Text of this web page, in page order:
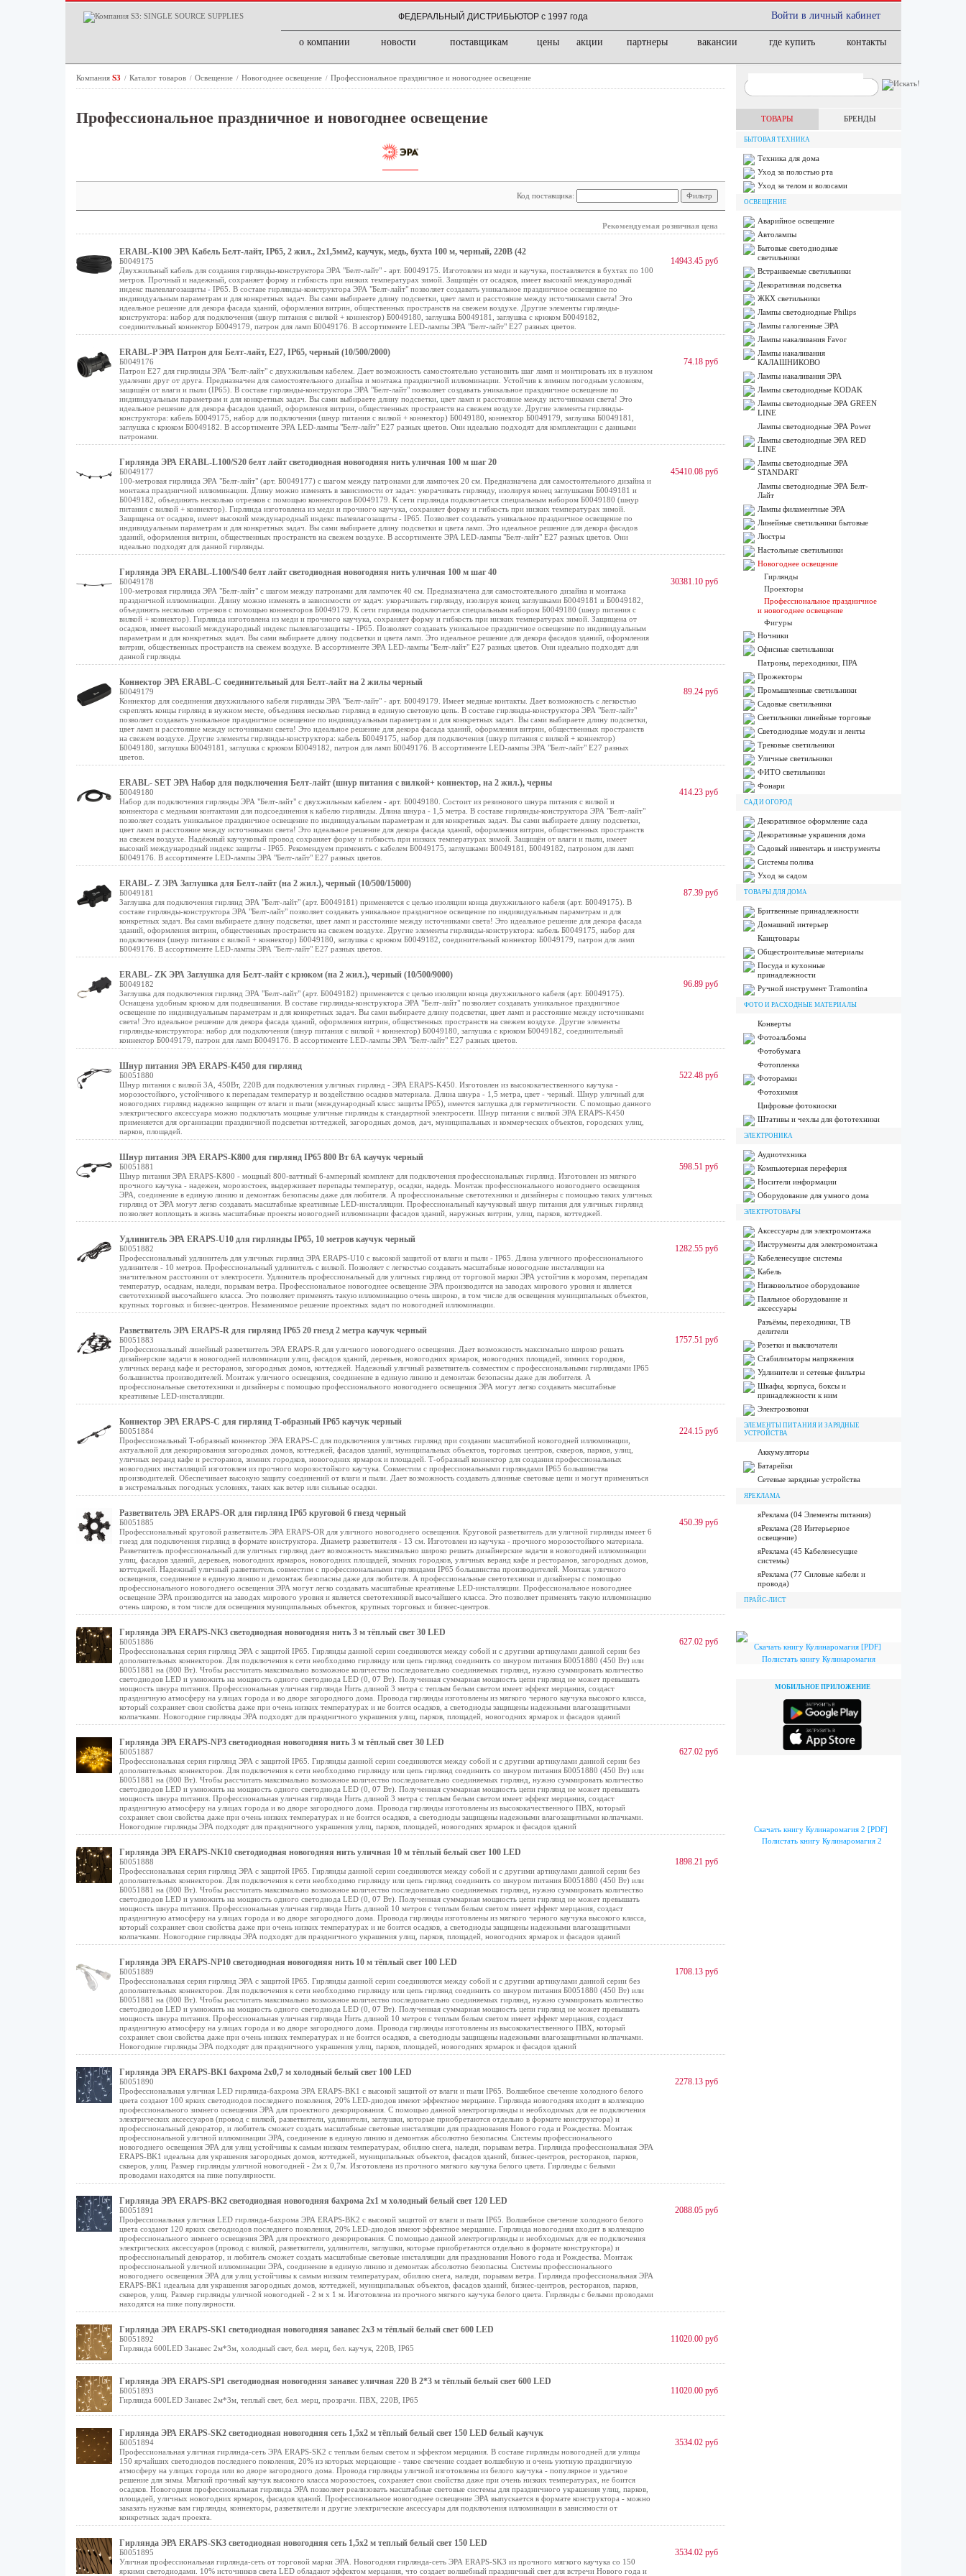
Войти в личный кабинет
ФЕДЕРАЛЬНЫЙ ДИСТРИБЬЮТОР с 1997 года
о компании новости поставщикам цены акции партнеры вакансии где купить контакты
Компания S3 / Каталог товаров / Освещение / Новогоднее освещение / Профессиональное праздничное и новогоднее освещение
Профессиональное праздничное и новогоднее освещение
Код поставщика:
Рекомендуемая розничная цена
ERABL-K100 ЭРА Кабель Белт-лайт, IP65, 2 жил., 2х1,5мм2, каучук, медь, бухта 100 м, черный, 220В (42
Б0049175
Двухжильный кабель для создания гирлянды-конструктора ЭРА "Белт-лайт" - арт. Б0049175. Изготовлен из меди и каучука, поставляется в бухтах по 100
метров. Прочный и надежный, сохраняет форму и гибкость при низких температурах зимой. Защищён от осадков, имеет высокий международный
индекс пылевлагозащиты - IP65. В составе гирлянды-конструктора ЭРА "Белт-лайт" позволяет создавать уникальное праздничное освещение по
индивидуальным параметрам и для конкретных задач. Вы сами выбираете длину подсветки, цвет ламп и расстояние между источниками света! Это
идеальное решение для декора фасада зданий, оформления витрин, общественных пространств на свежем воздухе. Другие элементы гирлянды-
конструктора: набор для подключения (шнур питания с вилкой + коннектор) Б0049180, заглушка Б0049181, заглушка с крюком Б0049182,
соединительный коннектор Б0049179, патрон для ламп Б0049176. В ассортименте LED-лампы ЭРА "Белт-лайт" E27 разных цветов.
14943.45 руб
ERABL-P ЭРА Патрон для Белт-лайт, E27, IP65, черный (10/500/2000)
Б0049176
Патрон Е27 для гирлянды ЭРА "Белт-лайт" с двухжильным кабелем. Дает возможность самостоятельно установить шаг ламп и монтировать их в нужном
удалении друг от друга. Предназначен для самостоятельного дизайна и монтажа праздничной иллюминации. Устойчив к зимним погодным условиям,
защищён от влаги и пыли (IP65). В составе гирлянды-конструктора ЭРА "Белт-лайт" позволяет создавать уникальное праздничное освещение по
индивидуальным параметрам и для конкретных задач. Вы сами выбираете длину подсветки, цвет ламп и расстояние между источниками света! Это
идеальное решение для декора фасадов зданий, оформления витрин, общественных пространств на свежем воздухе. Другие элементы гирлянды-
конструктора: кабель Б0049175, набор для подключения (шнур питания с вилкой + коннектор) Б0049180, коннектор Б0049179, заглушка Б0049181,
заглушка с крюком Б0049182. В ассортименте ЭРА LED-лампы "Белт-лайт" E27 разных цветов. Они идеально подходят для комплектации с данными
патронами.
74.18 руб
Гирлянда ЭРА ERABL-L100/S20 белт лайт светодиодная новогодняя нить уличная 100 м шаг 20
Б0049177
100-метровая гирлянда ЭРА "Белт-лайт" (арт. Б0049177) с шагом между патронами для лампочек 20 см. Предназначена для самостоятельного дизайна и
монтажа праздничной иллюминации. Длину можно изменять в зависимости от задач: укорачивать гирлянду, изолируя конец заглушками Б0049181 и
Б0049182, объединять несколько отрезков с помощью коннекторов Б0049179. К сети гирлянда подключается специальным набором Б0049180 (шнур
питания с вилкой + коннектор). Гирлянда изготовлена из меди и прочного каучука, сохраняет форму и гибкость при низких температурах зимой.
Защищена от осадков, имеет высокий международный индекс пылевлагозащиты - IP65. Позволяет создавать уникальное праздничное освещение по
индивидуальным параметрам и для конкретных задач. Вы сами выбираете длину подсветки и цвета ламп. Это идеальное решение для декора фасадов
зданий, оформления витрин, общественных пространств на свежем воздухе. В ассортименте ЭРА LED-лампы "Белт-лайт" E27 разных цветов. Они
идеально подходят для данной гирлянды.
45410.08 руб
Гирлянда ЭРА ERABL-L100/S40 белт лайт светодиодная новогодняя нить уличная 100 м шаг 40
Б0049178
100-метровая гирлянда ЭРА "Белт-лайт" с шагом между патронами для лампочек 40 см. Предназначена для самостоятельного дизайна и монтажа
праздничной иллюминации. Длину можно изменять в зависимости от задач: укорачивать гирлянду, изолируя конец заглушками Б0049181 и Б0049182,
объединять несколько отрезков с помощью коннекторов Б0049179. К сети гирлянда подключается специальным набором Б0049180 (шнур питания с
вилкой + коннектор). Гирлянда изготовлена из меди и прочного каучука, сохраняет форму и гибкость при низких температурах зимой. Защищена от
осадков, имеет высокий международный индекс пылевлагозащиты - IP65. Позволяет создавать уникальное праздничное освещение по индивидуальным
параметрам и для конкретных задач. Вы сами выбираете длину подсветки и цвета ламп. Это идеальное решение для декора фасадов зданий, оформления
витрин, общественных пространств на свежем воздухе. В ассортименте ЭРА LED-лампы "Белт-лайт" E27 разных цветов. Они идеально подходят для
данной гирлянды.
30381.10 руб
Коннектор ЭРА ERABL-C соединительный для Белт-лайт на 2 жилы черный
Б0049179
Коннектор для соединения двухжильного кабеля гирлянды ЭРА "Белт-лайт" - арт. Б0049179. Имеет медные контакты. Дает возможность с легкостью
скреплять концы гирлянд в нужном месте, объединяя несколько гирлянд в единую световую цепь. В составе гирлянды-конструктора ЭРА "Белт-лайт"
позволяет создавать уникальное праздничное освещение по индивидуальным параметрам и для конкретных задач. Вы сами выбираете длину подсветки,
цвет ламп и расстояние между источниками света! Это идеальное решение для декора фасада зданий, оформления витрин, общественных пространств
на свежем воздухе. Другие элементы гирлянды-конструктора: кабель Б0049175, набор для подключения (шнур питания с вилкой + коннектор)
Б0049180, заглушка Б0049181, заглушка с крюком Б0049182, патрон для ламп Б0049176. В ассортименте LED-лампы ЭРА "Белт-лайт" E27 разных
цветов.
89.24 руб
ERABL- SET ЭРА Набор для подключения Белт-лайт (шнур питания с вилкой+ коннектор, на 2 жил.), черны
Б0049180
Набор для подключения гирлянды ЭРА "Белт-лайт" c двухжильным кабелем - арт. Б0049180. Состоит из резинового шнура питания с вилкой и
коннектора с медными контактами для подсоединения к кабелю гирлянды. Длина шнура - 1,5 метра. В составе гирлянды-конструктора ЭРА "Белт-лайт"
позволяет создать уникальное праздничное освещение по индивидуальным параметрам и для конкретных задач. Вы сами выбираете длину подсветки,
цвет ламп и расстояние между источниками света! Это идеальное решение для декора фасада зданий, оформления витрин, общественных пространств
на свежем воздухе. Надёжный каучуковый провод сохраняет форму и гибкость при низких температурах зимой. Защищён от влаги и пыли, имеет
высокий международный индекс защиты - IP65. Рекомендуем применять с кабелем Б0049175, заглушками Б0049181, Б0049182, патроном для ламп
Б0049176. В ассортименте LED-лампы ЭРА "Белт-лайт" Е27 разных цветов.
414.23 руб
ERABL- Z ЭРА Заглушка для Белт-лайт (на 2 жил.), черный (10/500/15000)
Б0049181
Заглушка для подключения гирлянд ЭРА "Белт-лайт" (арт. Б0049181) применяется с целью изоляции конца двухжильного кабеля (арт. Б0049175). В
составе гирлянды-конструктора ЭРА "Белт-лайт" позволяет создавать уникальное праздничное освещение по индивидуальным параметрам и для
конкретных задач. Вы сами выбираете длину подсветки, цвет ламп и расстояние между источниками света! Это идеальное решение для декора фасада
зданий, оформления витрин, общественных пространств на свежем воздухе. Другие элементы гирлянды-конструктора: кабель Б0049175, набор для
подключения (шнур питания с вилкой + коннектор) Б0049180, заглушка с крюком Б0049182, соединительный коннектор Б0049179, патрон для ламп
Б0049176. В ассортименте LED-лампы ЭРА "Белт-лайт" E27 разных цветов.
87.39 руб
ERABL- ZK ЭРА Заглушка для Белт-лайт с крюком (на 2 жил.), черный (10/500/9000)
Б0049182
Заглушка для подключения гирлянд ЭРА "Белт-лайт" (арт. Б0049182) применяется с целью изоляции конца двухжильного кабеля (арт. Б0049175).
Оснащена удобным крюком для подвешивания. В составе гирлянды-конструктора ЭРА "Белт-лайт" позволяет создавать уникальное праздничное
освещение по индивидуальным параметрам и для конкретных задач. Вы сами выбираете длину подсветки, цвет ламп и расстояние между источниками
света! Это идеальное решение для декора фасада зданий, оформления витрин, общественных пространств на свежем воздухе. Другие элементы
гирлянды-конструктора: набор для подключения (шнур питания с вилкой + коннектор) Б0049180, заглушка с крюком Б0049182, соединительный
коннектор Б0049179, патрон для ламп Б0049176. В ассортименте LED-лампы ЭРА "Белт-лайт" E27 разных цветов.
96.89 руб
Шнур питания ЭРА ERAPS-K450 для гирлянд
Б0051880
Шнур питания с вилкой 3А, 450Вт, 220В для подключения уличных гирлянд - ЭРА ERAPS-K450. Изготовлен из высококачественного каучука -
морозостойкого, устойчивого к перепадам температур и воздействию осадков материала. Длина шнура - 1,5 метра, цвет - черный. Шнур уличный для
новогодних гирлянд надежно защищен от влаги и пыли (международный класс защиты IP65), имеется заглушка для герметичности. С помощью данного
электрического аксессуара можно подключать мощные уличные гирлянды к стандартной электросети. Шнур питания с вилкой ЭРА ERAPS-K450
применяется для организации праздничной подсветки коттеджей, загородных домов, дач, муниципальных и коммерческих объектов, городских улиц,
парков, площадей.
522.48 руб
Шнур питания ЭРА ERAPS-K800 для гирлянд IP65 800 Вт 6А каучук черный
Б0051881
Шнур питания ЭРА ERAPS-K800 - мощный 800-ваттный 6-амперный комплект для подключения профессиональных гирлянд. Изготовлен из мягкого
прочного каучука - надежен, морозостоек, выдерживает перепады температур, осадки, надедь. Монтаж профессионального новогоднего освещения
ЭРА, соединение в единую линию и демонтаж безопасны даже для любителя. А профессиональные светотехники и дизайнеры с помощью таких уличных
гирлянд от ЭРА могут легко создавать масштабные креативные LED-инсталляции. Профессиональный каучуковый шнур питания для уличных гирлянд
позволяет воплощать в жизнь масштабные проекты новогодней иллюминации фасадов зданий, наружных витрин, улиц, парков, коттеджей.
598.51 руб
Удлинитель ЭРА ERAPS-U10 для гирлянды IP65, 10 метров каучук черный
Б0051882
Профессиональный удлинитель для уличных гирлянд ЭРА ERAPS-U10 с высокой защитой от влаги и пыли - IP65. Длина уличного профессионального
удлинителя - 10 метров. Профессиональный удлинитель с вилкой. Позволяет с легкостью создавать масштабные новогодние инсталляции на
значительном расстоянии от электросети. Удлинитель профессиональный для уличных гирлянд от торговой марки ЭРА устойчив к морозам, перепадам
температур, осадкам, наледи, порывам ветра. Профессиональное новогоднее освещение ЭРА производится на заводах мирового уровня и является
светотехникой высочайшего класса. Это позволяет применять такую иллюминацию очень широко, в том числе для освещения муниципальных объектов,
крупных торговых и бизнес-центров. Незаменимое решение проектных задач по новогодней иллюминации.
1282.55 руб
Разветвитель ЭРА ERAPS-R для гирлянд IP65 20 гнезд 2 метра каучук черный
Б0051883
Профессиональный линейный разветвитель ЭРА ERAPS-R для уличного новогоднего освещения. Дает возможность максимально широко решать
дизайнерские задачи в новогодней иллюминации улиц, фасадов зданий, деревьев, новогодних ярмарок, новогодних площадей, зимних городков,
уличных веранд кафе и ресторанов, загородных домов, коттеджей. Надежный уличный разветвитель совместим с профессиональными гирляндами IP65
большинства производителей. Монтаж уличного освещения, соединение в единую линию и демонтаж безопасны даже для любителя. А
профессиональные светотехники и дизайнеры с помощью профессионального новогоднего освещения ЭРА могут легко создавать масштабные
креативные LED-инсталляции.
1757.51 руб
Коннектор ЭРА ERAPS-C для гирлянд Т-образный IP65 каучук черный
Б0051884
Профессиональный T-образный коннектор ЭРА ERAPS-C для подключения уличных гирлянд при создании масштабной новогодней иллюминации,
актуальной для декорирования загородных домов, коттеджей, фасадов зданий, муниципальных объектов, торговых центров, скверов, парков, улиц,
уличных веранд кафе и ресторанов, зимних городков, новогодних ярмарок и площадей. Т-образный коннектор для создания профессиональных
новогодних инсталляций изготовлен из прочного морозостойкого каучука. Совместим с профессиональными гирляндами IP65 большинства
производителей. Обеспечивает высокую защиту соединений от влаги и пыли. Дает возможность создавать длинные световые цепи и могут применяться
в экстремальных погодных условиях, таких как ветер или сильные осадки.
224.15 руб
Разветвитель ЭРА ERAPS-OR для гирлянд IP65 круговой 6 гнезд черный
Б0051885
Профессиональный круговой разветвитель ЭРА ERAPS-OR для уличного новогоднего освещения. Круговой разветвитель для уличной гирлянды имеет 6
гнезд для подключения гирлянд в формате конструктора. Диаметр разветвителя - 13 см. Изготовлен из каучука - прочного морозостойкого материала.
Разветвитель профессиональный для уличных гирлянд дает возможность максимально широко решать дизайнерские задачи в новогодней иллюминации
улиц, фасадов зданий, деревьев, новогодних ярмарок, новогодних площадей, зимних городков, уличных веранд кафе и ресторанов, загородных домов,
коттеджей. Надежный уличный разветвитель совместим с профессиональными гирляндами IP65 большинства производителей. Монтаж уличного
освещения, соединение в единую линию и демонтаж безопасны даже для любителя. А профессиональные светотехники и дизайнеры с помощью
профессионального новогоднего освещения ЭРА могут легко создавать масштабные креативные LED-инсталляции. Профессиональное новогоднее
освещение ЭРА производится на заводах мирового уровня и является светотехникой высочайшего класса. Это позволяет применять такую иллюминацию
очень широко, в том числе для освещения муниципальных объектов, крупных торговых и бизнес-центров.
450.39 руб
Гирлянда ЭРА ERAPS-NK3 светодиодная новогодняя нить 3 м тёплый свет 30 LED
Б0051886
Профессиональная серия гирлянд ЭРА с защитой IP65. Гирлянды данной серии соединяются между собой и с другими артикулами данной серии без
дополнительных коннекторов. Для подключения к сети необходимо гирлянду или цепь гирлянд соединить со шнуром питания Б0051880 (450 Вт) или
Б0051881 на (800 Вт). Чтобы рассчитать максимально возможное количество последовательно соединяемых гирлянд, нужно суммировать количество
светодиодов LED и умножить на мощность одного светодиода LED (0, 07 Вт). Полученная суммарная мощность цепи гирлянд не может превышать
мощность шнура питания. Профессиональная уличная гирлянда Нить длиной 3 метра с теплым белым светом имеет эффект мерцания, создаст
праздничную атмосферу на улицах города и во дворе загородного дома. Провода гирлянды изготовлены из мягкого черного каучука высокого класса,
который сохраняет свои свойства даже при очень низких температурах и не боится осадков, а светодиоды защищены надежными влагозащитными
колпачками. Новогодние гирлянды ЭРА подходят для праздничного украшения улиц, парков, площадей, новогодних ярмарок и фасадов зданий
627.02 руб
Гирлянда ЭРА ERAPS-NP3 светодиодная новогодняя нить 3 м тёплый свет 30 LED
Б0051887
Профессиональная серия гирлянд ЭРА с защитой IP65. Гирлянды данной серии соединяются между собой и с другими артикулами данной серии без
дополнительных коннекторов. Для подключения к сети необходимо гирлянду или цепь гирлянд соединить со шнуром питания Б0051880 (450 Вт) или
Б0051881 на (800 Вт). Чтобы рассчитать максимально возможное количество последовательно соединяемых гирлянд, нужно суммировать количество
светодиодов LED и умножить на мощность одного светодиода LED (0, 07 Вт). Полученная суммарная мощность цепи гирлянд не может превышать
мощность шнура питания. Профессиональная уличная гирлянда Нить длиной 3 метра с теплым белым светом имеет эффект мерцания, создаст
праздничную атмосферу на улицах города и во дворе загородного дома. Провода гирлянды изготовлены из высококачественного ПВХ, который
сохраняет свои свойства даже при очень низких температурах и не боится осадков, а светодиоды защищены надежными влагозащитными колпачками.
Новогодние гирлянды ЭРА подходят для праздничного украшения улиц, парков, площадей, новогодних ярмарок и фасадов зданий
627.02 руб
Гирлянда ЭРА ERAPS-NK10 светодиодная новогодняя нить уличная 10 м тёплый белый свет 100 LED
Б0051888
Профессиональная серия гирлянд ЭРА с защитой IP65. Гирлянды данной серии соединяются между собой и с другими артикулами данной серии без
дополнительных коннекторов. Для подключения к сети необходимо гирлянду или цепь гирлянд соединить со шнуром питания Б0051880 (450 Вт) или
Б0051881 на (800 Вт). Чтобы рассчитать максимально возможное количество последовательно соединяемых гирлянд, нужно суммировать количество
светодиодов LED и умножить на мощность одного светодиода LED (0, 07 Вт). Полученная суммарная мощность цепи гирлянд не может превышать
мощность шнура питания. Профессиональная уличная гирлянда Нить длиной 10 метров с теплым белым светом имеет эффект мерцания, создаст
праздничную атмосферу на улицах города и во дворе загородного дома. Провода гирлянды изготовлены из мягкого черного каучука высокого класса,
который сохраняет свои свойства даже при очень низких температурах и не боится осадков, а светодиоды защищены надежными влагозащитными
колпачками. Новогодние гирлянды ЭРА подходят для праздничного украшения улиц, парков, площадей, новогодних ярмарок и фасадов зданий
1898.21 руб
Гирлянда ЭРА ERAPS-NP10 светодиодная новогодняя нить 10 м тёплый свет 100 LED
Б0051889
Профессиональная серия гирлянд ЭРА с защитой IP65. Гирлянды данной серии соединяются между собой и с другими артикулами данной серии без
дополнительных коннекторов. Для подключения к сети необходимо гирлянду или цепь гирлянд соединить со шнуром питания Б0051880 (450 Вт) или
Б0051881 на (800 Вт). Чтобы рассчитать максимально возможное количество последовательно соединяемых гирлянд, нужно суммировать количество
светодиодов LED и умножить на мощность одного светодиода LED (0, 07 Вт). Полученная суммарная мощность цепи гирлянд не может превышать
мощность шнура питания. Профессиональная уличная гирлянда Нить длиной 10 метров с теплым белым светом имеет эффект мерцания, создаст
праздничную атмосферу на улицах города и во дворе загородного дома. Провода гирлянды изготовлены из высококачественного ПВХ, который
сохраняет свои свойства даже при очень низких температурах и не боится осадков, а светодиоды защищены надежными влагозащитными колпачками.
Новогодние гирлянды ЭРА подходят для праздничного украшения улиц, парков, площадей, новогодних ярмарок и фасадов зданий
1708.13 руб
Гирлянда ЭРА ERAPS-BK1 бахрома 2x0,7 м холодный белый свет 100 LED
Б0051890
Профессиональная уличная LED гирлянда-бахрома ЭРА ERAPS-BK1 с высокой защитой от влаги и пыли IP65. Волшебное свечение холодного белого
цвета создают 100 ярких светодиодов последнего поколения, 20% LED-диодов имеют эффектное мерцание. Гирлянда новогодняя входит в коллекцию
профессионального зимнего освещения ЭРА для проектного декорирования. С помощью данной электрогирлянды и необходимых для ее подключения
электрических аксессуаров (провод с вилкой, разветвители, удлинители, заглушки, которые приобретаются отдельно в формате конструктора) и
профессиональный декоратор, и любитель сможет создать масштабные световые инсталляции для празднования Нового года и Рождества. Монтаж
профессиональной уличной иллюминации ЭРА, соединение в единую линию и демонтаж абсолютно безопасны. Системы профессионального
новогоднего освещения ЭРА для улиц устойчивы к самым низким температурам, обилию снега, наледи, порывам ветра. Гирлянда профессиональная ЭРА
ERAPS-BK1 идеальна для украшения загородных домов, коттеджей, муниципальных объектов, фасадов зданий, бизнес-центров, ресторанов, парков,
скверов, улиц. Размер гирлянды уличной новогодней - 2м х 0,7м. Изготовлена из прочного мягкого каучука белого цвета. Гирлянды с белыми
проводами находятся на пике популярности.
2278.13 руб
Гирлянда ЭРА ERAPS-BK2 светодиодная новогодняя бахрома 2x1 м холодный белый свет 120 LED
Б0051891
Профессиональная уличная LED гирлянда-бахрома ЭРА ERAPS-BK2 с высокой защитой от влаги и пыли IP65. Волшебное свечение холодного белого
цвета создают 120 ярких светодиодов последнего поколения, 20% LED-диодов имеют эффектное мерцание. Гирлянда новогодняя входит в коллекцию
профессионального зимнего освещения ЭРА для проектного декорирования. С помощью данной электрогирлянды и необходимых для ее подключения
электрических аксессуаров (провод с вилкой, разветвители, удлинители, заглушки, которые приобретаются отдельно в формате конструктора) и
профессиональный декоратор, и любитель сможет создать масштабные световые инсталляции для празднования Нового года и Рождества. Монтаж
профессиональной уличной иллюминации ЭРА, соединение в единую линию и демонтаж абсолютно безопасны. Системы профессионального
новогоднего освещения ЭРА для улиц устойчивы к самым низким температурам, обилию снега, наледи, порывам ветра. Гирлянда профессиональная ЭРА
ERAPS-BK1 идеальна для украшения загородных домов, коттеджей, муниципальных объектов, фасадов зданий, бизнес-центров, ресторанов, парков,
скверов, улиц. Размер гирлянды уличной новогодней - 2 м х 1 м. Изготовлена из прочного мягкого каучука белого цвета. Гирлянды с белыми проводами
находятся на пике популярности.
2088.05 руб
Гирлянда ЭРА ERAPS-SK1 светодиодная новогодняя занавес 2x3 м тёплый белый свет 600 LED
Б0051892
Гирлянда 600LED Занавес 2м*3м, холодный свет, бел. мерц, бел. каучук, 220В, IP65
11020.00 руб
Гирлянда ЭРА ERAPS-SP1 светодиодная новогодняя занавес уличная 220 В 2*3 м тёплый белый свет 600 LED
Б0051893
Гирлянда 600LED Занавес 2м*3м, теплый свет, бел. мерц, прозрачн. ПВХ, 220В, IP65
11020.00 руб
Гирлянда ЭРА ERAPS-SK2 светодиодная новогодняя сеть 1,5x2 м тёплый белый свет 150 LED белый каучук
Б0051894
Профессиональная уличная гирлянда-сеть ЭРА ERAPS-SK2 с теплым белым светом и эффектом мерцания. В составе гирлянды новогодней для улицы
150 ярчайших светодиодов последнего поколения, 20% из которых мерцающие - такое свечение создает волшебную и очень уютную праздничную
атмосферу на улицах города или во дворе загородного дома. Провода гирлянды уличной изготовлены из белого каучука - популярное и удачное
решение для зимы. Мягкий прочный каучук высокого класса морозостоек, сохраняет свои свойства даже при очень низких температурах, не боится
осадков. Новогодняя профессиональная гирлянда ЭРА позволяет реализовать масштабные световые системы для праздничного украшения улиц, парков,
площадей, уличных новогодних ярмарок, фасадов зданий. Профессиональное новогоднее освещение ЭРА выпускается в формате конструктора - можно
заказать нужные вам гирлянды, коннекторы, разветвители и другие электрические аксессуары для подключения иллюминации в зависимости от
конкретных задач проекта.
3534.02 руб
Гирлянда ЭРА ERAPS-SK3 светодиодная новогодняя сеть 1,5x2 м теплый белый свет 150 LED
Б0051895
Уличная профессиональная гирлянда-сеть от торговой марки ЭРА. Новогодняя гирлянда-сеть ЭРА ERAPS-SK3 из прочного мягкого каучука со 150
яркими светодиодами. 10% источников света LED обладают эффектом мерцания, что создает волшебный праздничный свет для встречи Нового года и
3534.02 руб
ТОВАРЫ БРЕНДЫ
БЫТОВАЯ ТЕХНИКА
Техника для дома
Уход за полостью рта
Уход за телом и волосами
ОСВЕЩЕНИЕ
Аварийное освещение
Автолампы
Бытовые светодиодные
светильники
Встраиваемые светильники
Декоративная подсветка
ЖКХ светильники
Лампы cветодиодные Philips
Лампы галогенные ЭРА
Лампы накаливания Favor
Лампы накаливания
КАЛАШНИКОВО
Лампы накаливания ЭРА
Лампы светодиодные KODAK
Лампы светодиодные ЭРА GREEN
LINE
Лампы светодиодные ЭРА Power
Лампы светодиодные ЭРА RED
LINE
Лампы светодиодные ЭРА
STANDART
Лампы светодиодные ЭРА Белт-
Лайт
Лампы филаментные ЭРА
Линейные светильники бытовые
Люстры
Настольные светильники
Новогоднее освещение
Гирлянды
Проекторы
Профессиональное праздничное
и новогоднее освещение
Фигуры
Ночники
Офисные светильники
Патроны, переходники, ПРА
Прожекторы
Промышленные светильники
Садовые светильники
Светильники линейные торговые
Светодиодные модули и ленты
Трековые светильники
Уличные светильники
ФИТО светильники
Фонари
САД И ОГОРОД
Декоративное оформление сада
Декоративные украшения дома
Садовый инвентарь и инструменты
Системы полива
Уход за садом
ТОВАРЫ ДЛЯ ДОМА
Бритвенные принадлежности
Домашний интерьер
Канцтовары
Общестроительные материалы
Посуда и кухонные
принадлежности
Ручной инструмент Tramontina
ФОТО И РАСХОДНЫЕ МАТЕРИАЛЫ
Конверты
Фотоальбомы
Фотобумага
Фотопленка
Фоторамки
Фотохимия
Цифровые фотокиоски
Штативы и чехлы для фототехники
ЭЛЕКТРОНИКА
Аудиотехника
Компьютерная переферия
Носители информации
Оборудование для умного дома
ЭЛЕКТРОТОВАРЫ
Аксессуары для электромонтажа
Инструменты для электромонтажа
Кабеленесущие системы
Кабель
Низковольтное оборудование
Паяльное оборудование и
аксессуары
Разъёмы, переходники, ТВ
делители
Розетки и выключатели
Стабилизаторы напряжения
Удлинители и сетевые фильтры
Шкафы, корпуса, боксы и
принадлежности к ним
Электрозвонки
ЭЛЕМЕНТЫ ПИТАНИЯ И ЗАРЯДНЫЕ
УСТРОЙСТВА
Аккумуляторы
Батарейки
Сетевые зарядные устройства
ЯРЕКЛАМА
яРеклама (04 Элементы питания)
яРеклама (28 Интерьерное
освещение)
яРеклама (45 Кабеленесущие
системы)
яРеклама (77 Силовые кабели и
провода)
ПРАЙС-ЛИСТ
Скачать книгу Кулинаромагия 2 [PDF]
Полистать книгу Кулинаромагия 2
Скачать книгу Кулинаромагия [PDF]
Полистать книгу Кулинаромагия
МОБИЛЬНОЕ ПРИЛОЖЕНИЕ